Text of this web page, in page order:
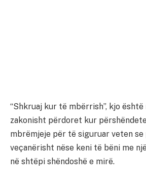
“Shkruaj kur të mbërrish”, kjo është
zakonisht përdoret kur
mbrëmjeje për të siguruar veten
veçanërisht nëse keni të bëni me
në shtëpi shëndoshë e mirë.